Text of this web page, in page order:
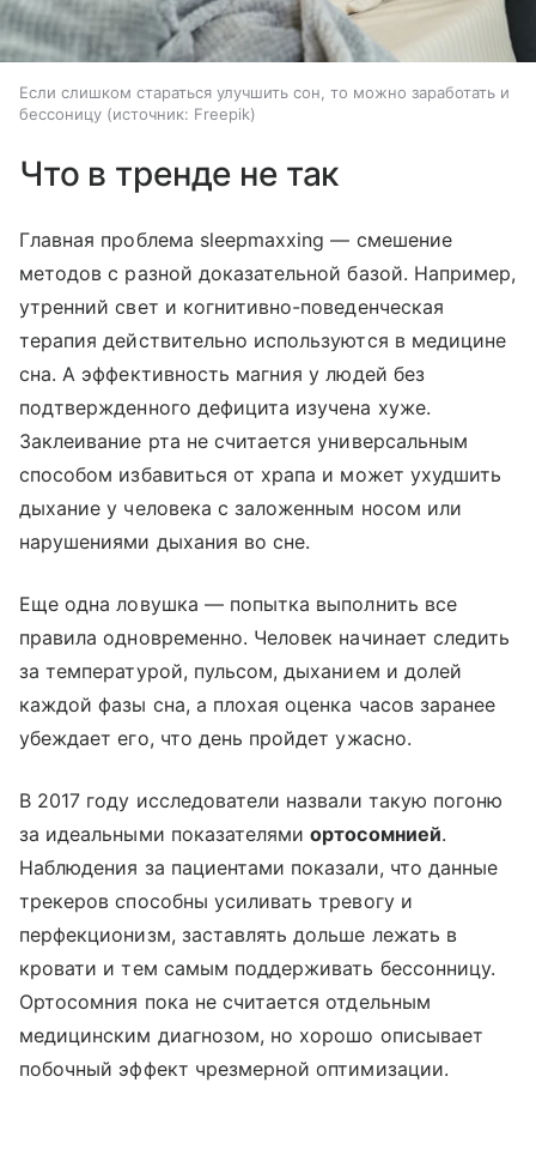
Если слишком стараться улучшить сон, то можно заработать и
бессоницу
источник: Freepik
Что в тренде не так
Главная проблема sleepmaxxing — смешение
методов с разной доказательной базой. Например,
утренний свет и когнитивно-поведенческая
терапия действительно используются в медицине
сна. А эффективность магния у людей без
подтвержденного дефицита изучена хуже.
Заклеивание рта не считается универсальным
способом избавиться от храпа и может ухудшить
дыхание у человека с заложенным носом или
нарушениями дыхания во сне.
Еще одна ловушка — попытка выполнить все
правила одновременно. Человек начинает следить
за температурой, пульсом, дыханием и долей
каждой фазы сна, а плохая оценка часов заранее
убеждает его, что день пройдет ужасно.
В 2017 году исследователи назвали такую погоню
за идеальными показателямиортосомнией.
Наблюдения за пациентами показали, что данные
трекеров способны усиливать тревогу и
перфекционизм, заставлять дольше лежать в
кровати и тем самым поддерживать бессонницу.
Ортосомния пока не считается отдельным
медицинским диагнозом, но хорошо описывает
побочный эффект чрезмерной оптимизации.